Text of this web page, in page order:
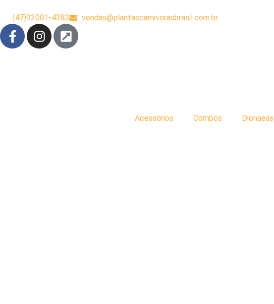
(47)92001-4283 vendas@plantascarnivorasbrasil.com.br
Acessórios Combos Dionaeas